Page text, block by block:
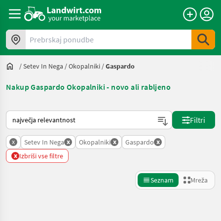
Prebrskaj ponudbe
/Setev In Nega /Okopalniki /Gaspardo
Nakup Gaspardo Okopalniki - novo ali rabljeno
Tako je razvrščeno na Landwirt.com
Filtri
x Setev In Nega x Okopalniki x Gaspardo x
x Izbriši vse filtre
Seznam Mreža